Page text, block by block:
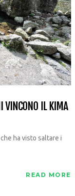
VINCONO IL KIMA
ha visto saltare i
READ MORE